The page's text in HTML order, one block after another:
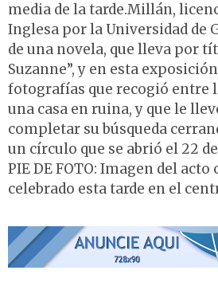
media de la tarde.Millán,
Inglesa por la Universidad de
de una novela, que lleva por
Suzanne”, y en esta
fotografías que recogió entre
una casa en ruina, y que le
completar su búsqueda
un círculo que se abrió el 22
PIE DE FOTO: Imagen del
celebrado esta tarde en el